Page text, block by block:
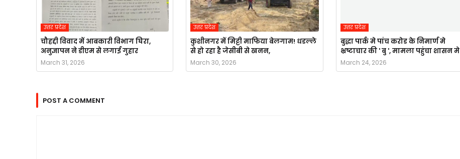
उत्तर प्रदेश
चौहद्दी विवाद में आबकारी विभाग घिरा,
अनुज्ञापन ने डीएम से लगाई गुहार
March 31, 2026
उत्तर प्रदेश
कुशीनगर में मिट्टी माफिया बेलगाम! धडल्ले
से हो रहा है जेसीबी से खनन,
March 30, 2026
उत्तर प्रदेश
बुद्धा पार्क मे पांच करोड के निमार्ण मे
भ्रष्टाचार की ' बु ', मामला पहुंचा शासन मे
March 24, 2026
POST A COMMENT